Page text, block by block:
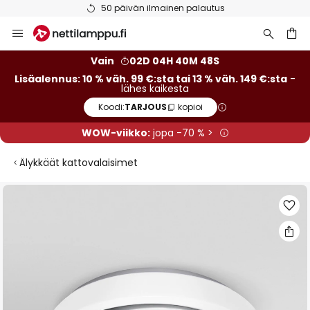
50 päivän ilmainen palautus
to
Vain
02D 04H 40M 48S
Lisäalennus: 10 % väh. 99 €:sta tai 13 % väh. 149 €:sta -
lähes kaikesta
Koodi:TARJOUS kopioi
WOW-viikko:jopa -70 % >
Älykkäät kattovalaisimet
Skip